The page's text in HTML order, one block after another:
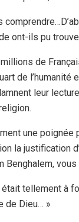
ont-ils pu
de
de l’humanité
leur
une poignée
la justification
Benghalem,
était tellement à
de Dieu… »